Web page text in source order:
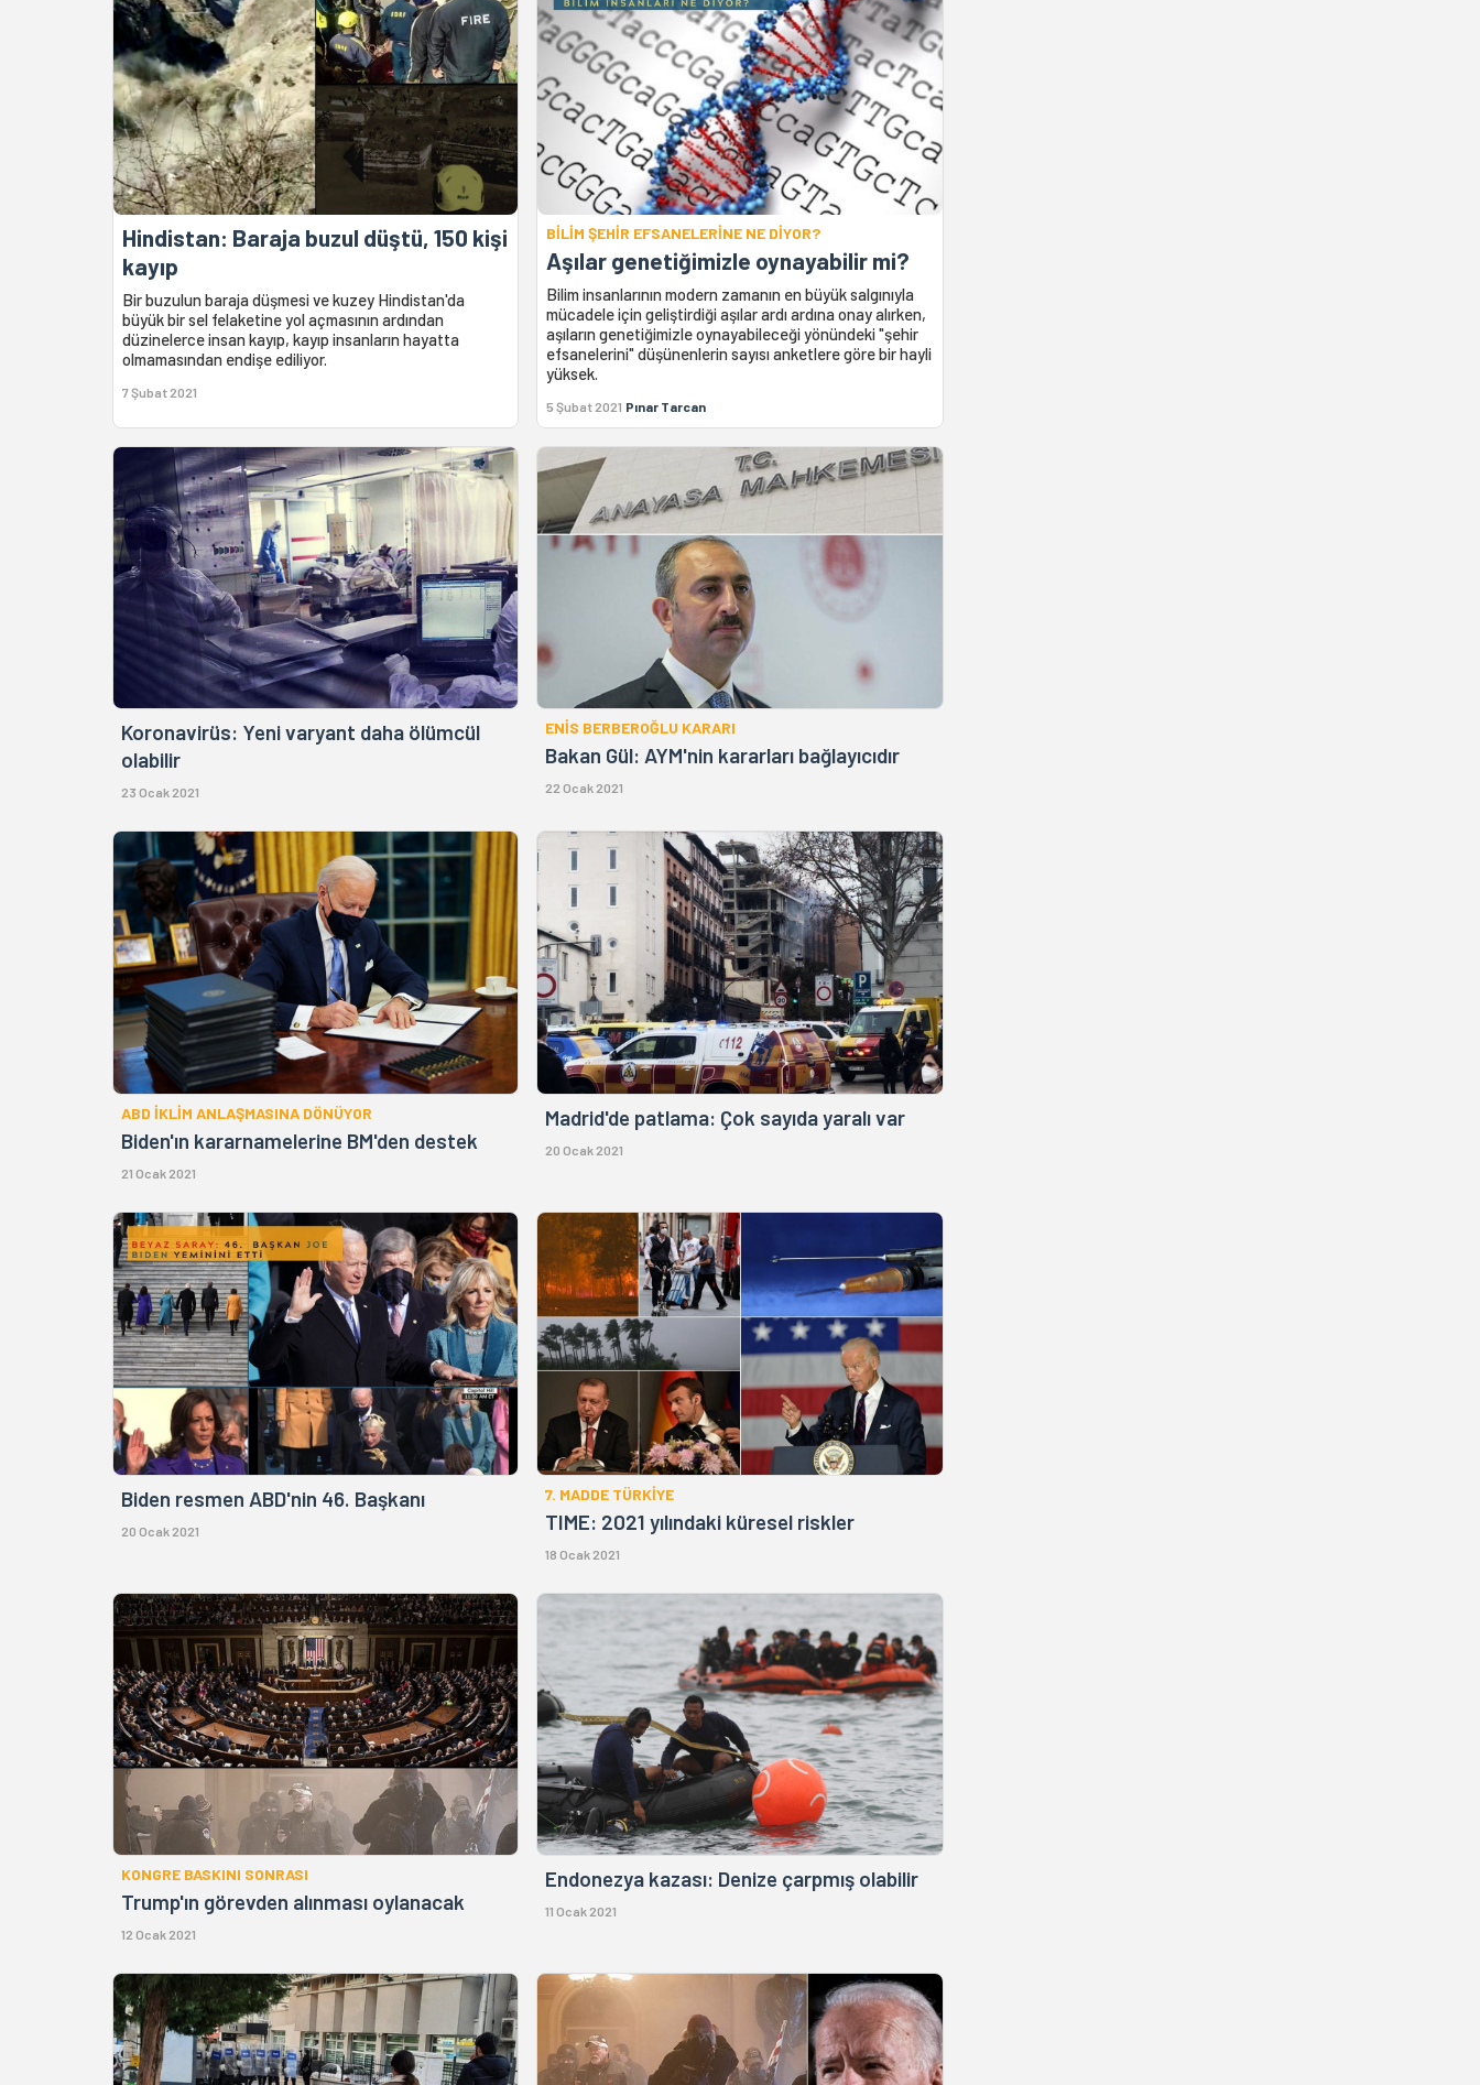
Hindistan: Baraja buzul düştü, 150 kişi
kayıp
Bir buzulun baraja düşmesi ve kuzey Hindistan'da
büyük bir sel felaketine yol açmasının ardından
düzinelerce insan kayıp, kayıp insanların hayatta
olmamasından endişe ediliyor.
7 Şubat 2021
BİLİM ŞEHİR EFSANELERİNE NE DİYOR?
Aşılar genetiğimizle oynayabilir mi?
Bilim insanlarının modern zamanın en büyük salgınıyla
mücadele için geliştirdiği aşılar ardı ardına onay alırken,
aşıların genetiğimizle oynayabileceği yönündeki "şehir
efsanelerini" düşünenlerin sayısı anketlere göre bir hayli
yüksek.
5 Şubat 2021 Pınar Tarcan
Koronavirüs: Yeni varyant daha ölümcül
olabilir
23 Ocak 2021
ENİS BERBEROĞLU KARARI
Bakan Gül: AYM'nin kararları bağlayıcıdır
22 Ocak 2021
ABD İKLİM ANLAŞMASINA DÖNÜYOR
Biden'ın kararnamelerine BM'den destek
21 Ocak 2021
Madrid'de patlama: Çok sayıda yaralı var
20 Ocak 2021
Biden resmen ABD'nin 46. Başkanı
20 Ocak 2021
7. MADDE TÜRKİYE
TIME: 2021 yılındaki küresel riskler
18 Ocak 2021
KONGRE BASKINI SONRASI
Trump'ın görevden alınması oylanacak
12 Ocak 2021
Endonezya kazası: Denize çarpmış olabilir
11 Ocak 2021